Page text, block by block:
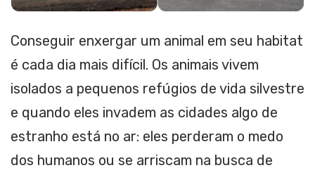
Conseguir enxergar um animal em seu habitat
é cada dia mais difícil. Os animais vivem
isolados a pequenos refúgios de vida silvestre
e quando eles invadem as cidades algo de
estranho está no ar: eles perderam o medo
dos humanos ou se arriscam na busca de